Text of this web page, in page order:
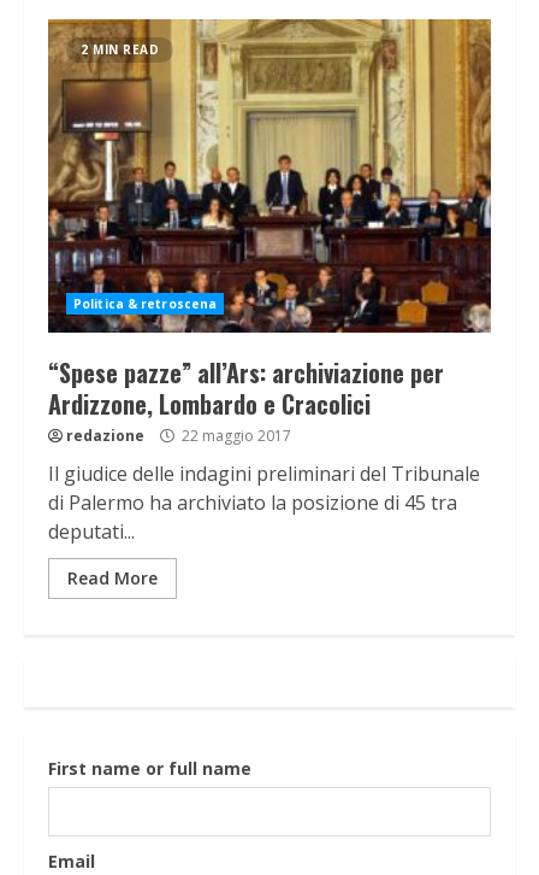
2 MIN READ
Politica & retroscena
“Spese pazze” all’Ars: archiviazione per
Ardizzone, Lombardo e Cracolici
redazione 22 maggio 2017
Il giudice delle indagini preliminari del Tribunale
di Palermo ha archiviato la posizione di 45 tra
deputati...
Read More
First name or full name
Email